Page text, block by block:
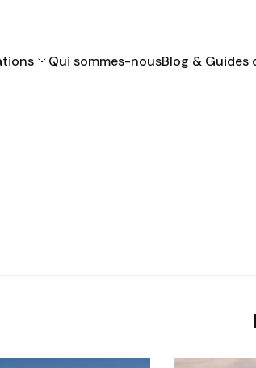
Qui sommes-nousBlog & Guides